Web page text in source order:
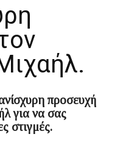
προσευχή
για να σας
στιγμές.